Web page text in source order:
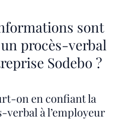
sont
procès-verbal
Sodebo ?
on en confiant la
à l’employeur